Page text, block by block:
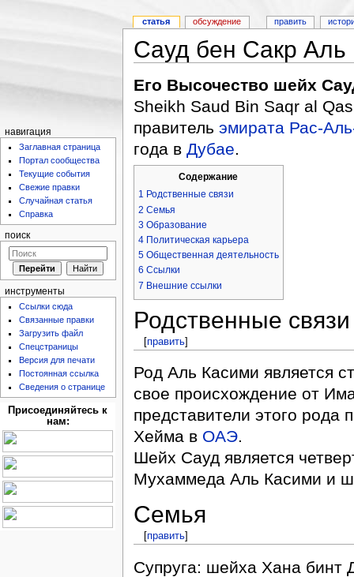
Сауд бен Сакр Аль
Его Высочество шейх
Sheikh Saud Bin Saqr al
правитель эмирата Рас-
года в Дубае.
Содержание
1 Родственные связи
2 Семья
3 Образование
4 Политическая карьера
5 Общественная деятельность
6 Ссылки
7 Внешние ссылки
Родственные связи
[править]
Род Аль Касими является
свое происхождение от
представители этого рода
Хейма в ОАЭ.
Шейх Сауд является
Мухаммеда Аль Касими и
Семья
[править]
Супруга: шейха Хана бинт
статья обсуждение править
навигация
Заглавная страница
Портал сообщества
Текущие события
Свежие правки
Случайная статья
Справка
поиск
инструменты
Ссылки сюда
Связанные правки
Загрузить файл
Спецстраницы
Версия для печати
Постоянная ссылка
Сведения о странице
Присоединяйтесь к
нам: